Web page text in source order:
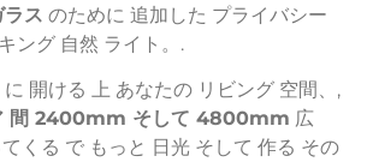
ラス のために 追加した プライバシー
ング 自然 ライト。.
に 開ける 上 あなたの リビング 空間、,
間 2400mm そして 4800mm 広
くる で もっと 日光 そして 作る その